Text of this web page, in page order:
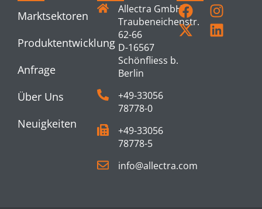
Marktsektoren
Produktentwicklung
Anfrage
Über Uns
Neuigkeiten
Allectra GmbH
Traubeneichenstr.
62-66
D-16567
Schönfliess b.
Berlin
+49-33056
78778-0
+49-33056
78778-5
info@allectra.com